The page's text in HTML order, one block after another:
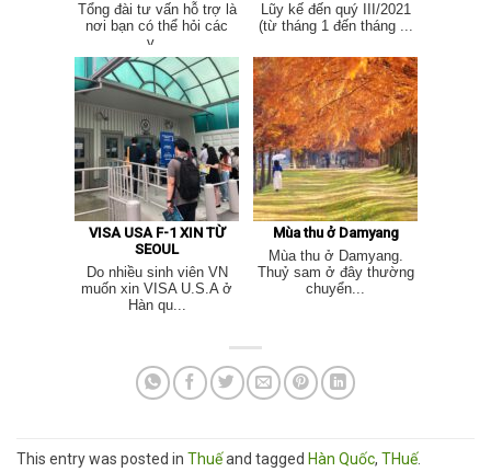
Tổng đài tư vấn hỗ trợ là
nơi bạn có thể hỏi các
v...
Lũy kế đến quý III/2021
(từ tháng 1 đến tháng ...
VISA USA F-1 XIN TỪ
SEOUL
Do nhiều sinh viên VN
muốn xin VISA U.S.A ở
Hàn qu...
Mùa thu ở Damyang
Mùa thu ở Damyang.
Thuỷ sam ở đây thường
chuyển...
This entry was posted in Thuếand tagged Hàn Quốc, THuế.